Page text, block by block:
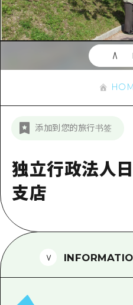
活动·庙会
美食·酒水
骑自行车
夜晚生活
世界遗产
历史·文化
治愈
自然
广岛随意旅
广岛市内
美北
宫岛周边
一日游
列表
广岛市内
安艺
答對了
美北
艺北
东山口
活动
应时信息
有用的信息
次要流量摘
行李寄存
广岛表情周
广岛免费
新闻
添加到您的旅行书签
独立行政法人
支店